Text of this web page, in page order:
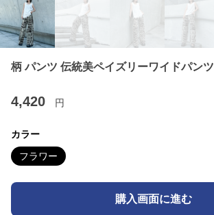
柄 パンツ 伝統美ペイズリーワイドパンツ
4,420 円
カラー
フラワー
購入画面に進む